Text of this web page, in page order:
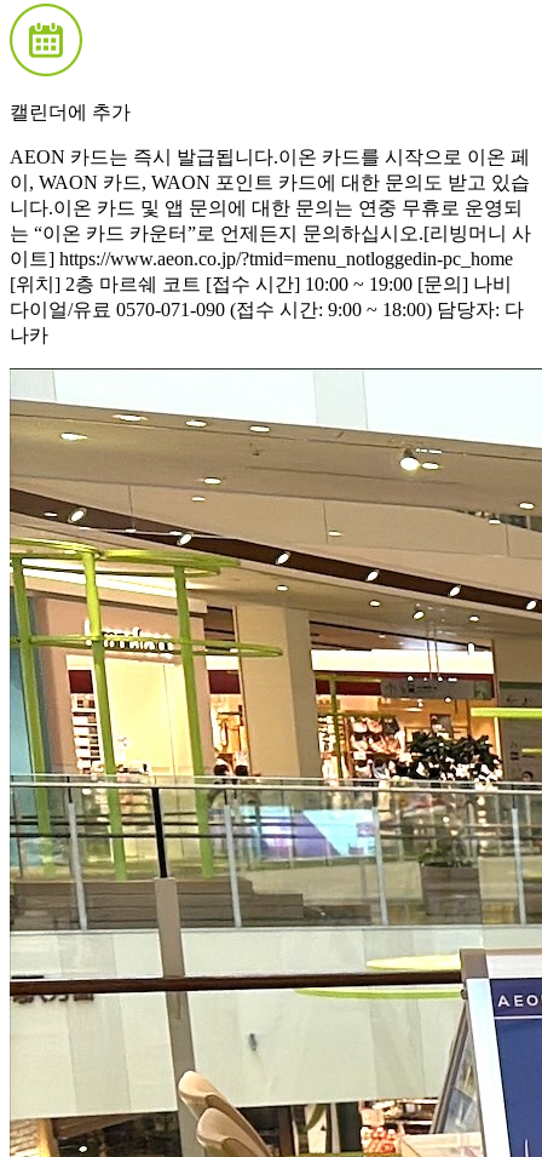
캘린더에 추가
AEON 카드는 즉시 발급됩니다.이온 카드를 시작으로 이온 페
이, WAON 카드, WAON 포인트 카드에 대한 문의도 받고 있습
니다.이온 카드 및 앱 문의에 대한 문의는 연중 무휴로 운영되
는 “이온 카드 카운터”로 언제든지 문의하십시오.[리빙머니 사
이트] https://www.aeon.co.jp/?tmid=menu_notloggedin-pc_home
[위치] 2층 마르쉐 코트 [접수 시간] 10:00 ~ 19:00 [문의] 나비
다이얼/유료 0570-071-090 (접수 시간: 9:00 ~ 18:00) 담당자: 다
나카